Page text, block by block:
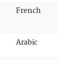
French
Arabic